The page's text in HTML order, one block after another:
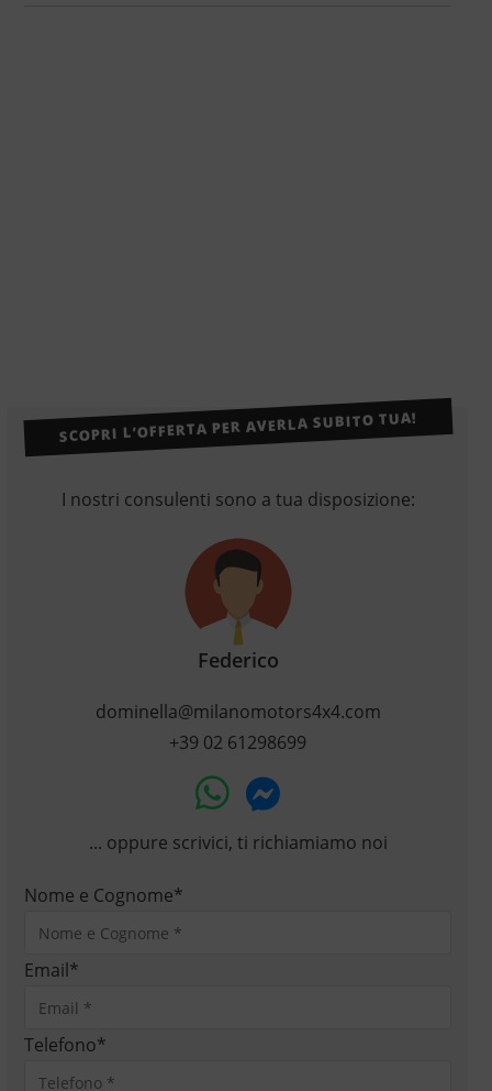
SCOPRI L’OFFERTA PER AVERLA SUBITO TUA!
I nostri consulenti sono a tua disposizione:
Federico
dominella@milanomotors4x4.com
+39 02 61298699
... oppure scrivici, ti richiamiamo noi
Nome e Cognome*
Email*
Telefono*